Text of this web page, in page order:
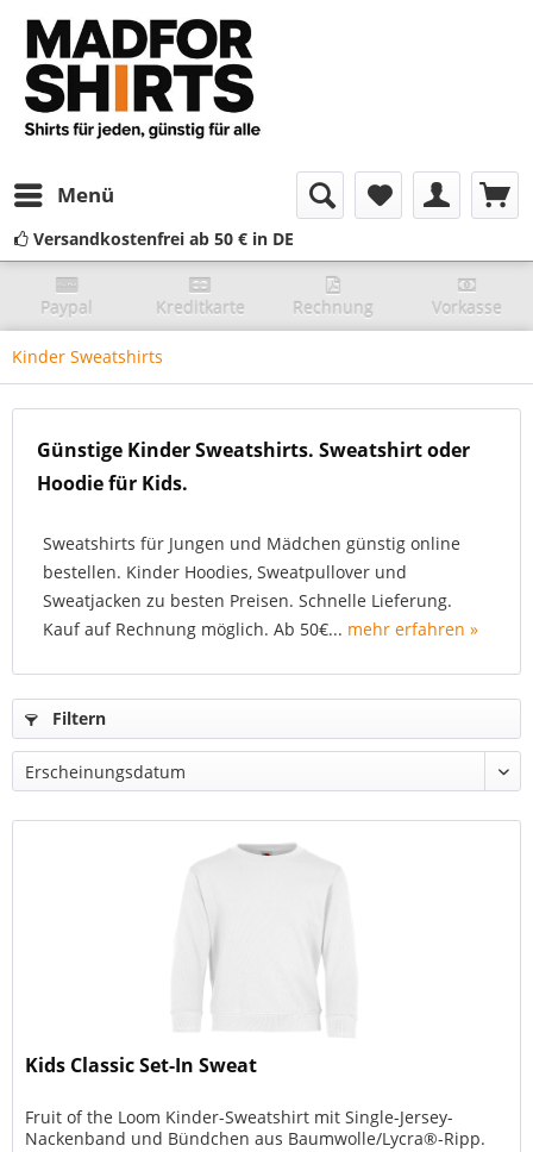
Menü
Versandkostenfrei ab 50 € in DE
Paypal Kreditkarte Rechnung Vorkasse
Kinder Sweatshirts
Günstige Kinder Sweatshirts. Sweatshirt oder
Hoodie für Kids.
Sweatshirts für Jungen und Mädchen günstig online
bestellen. Kinder Hoodies, Sweatpullover und
Sweatjacken zu besten Preisen. Schnelle Lieferung.
Kauf auf Rechnung möglich. Ab 50€... mehr erfahren »
Filtern
Kids Classic Set-In Sweat
Fruit of the Loom Kinder-Sweatshirt mit Single-Jersey-
Nackenband und Bündchen aus Baumwolle/Lycra®-Ripp.